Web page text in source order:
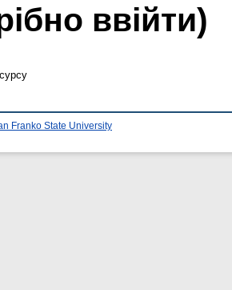
ввійти)
Franko State University